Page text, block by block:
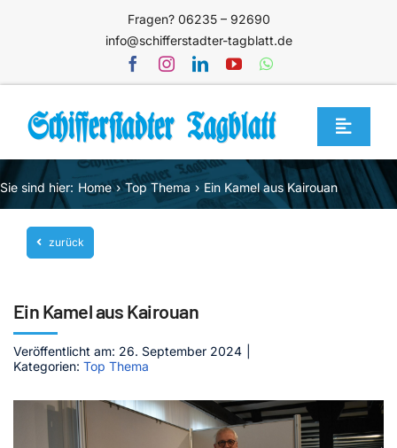
Fragen? 06235 – 92690
info@schifferstadter-tagblatt.de
Toggle
Home
Themen
Blog
Service
Mediathek
Kontakt
Sie sind hier: Home Top Thema Ein Kamel aus Kairouan
zurück
Ein Kamel aus Kairouan
Veröffentlicht am: 26. September 2024
Kategorien: Top Thema